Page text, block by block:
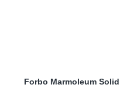
Forbo Marmoleum Solid